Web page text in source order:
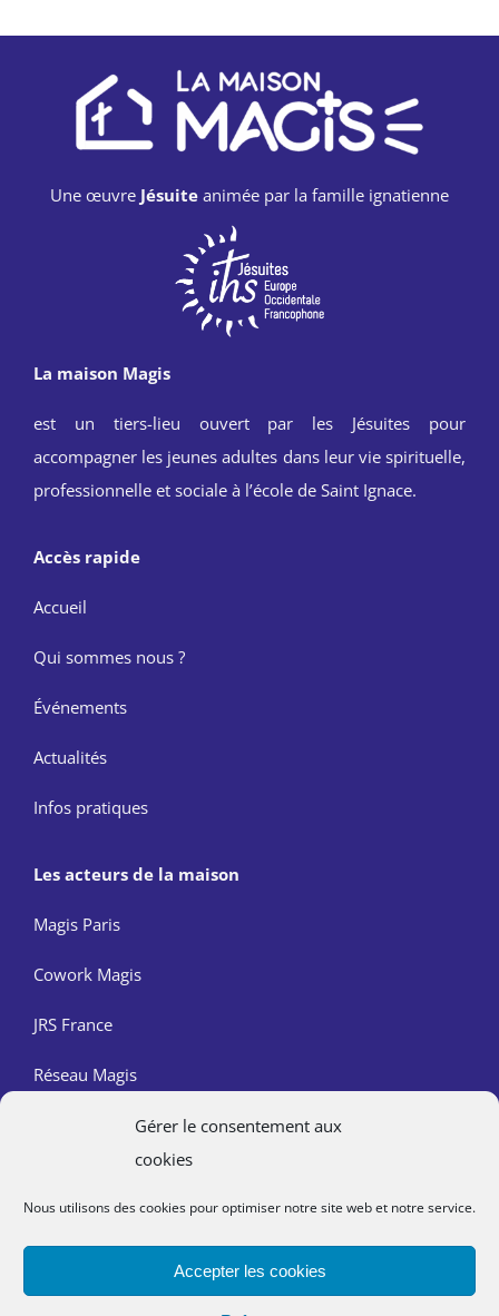
Gérer le consentement aux
cookies
Nous utilisons des cookies pour optimiser notre site web et notre service.
Accepter les cookies
Une œuvre Jésuite animée par la famille ignatienne
La maison Magis
est un tiers-lieu ouvert par les Jésuites pour
accompagner les jeunes adultes dans leur vie spirituelle,
professionnelle et sociale à l’école de Saint Ignace.
Accès rapide
Accueil
Qui sommes nous ?
Événements
Actualités
Infos pratiques
Les acteurs de la maison
Magis Paris
Cowork Magis
JRS France
Réseau Magis
Mentions légales
Politique de confidentialité